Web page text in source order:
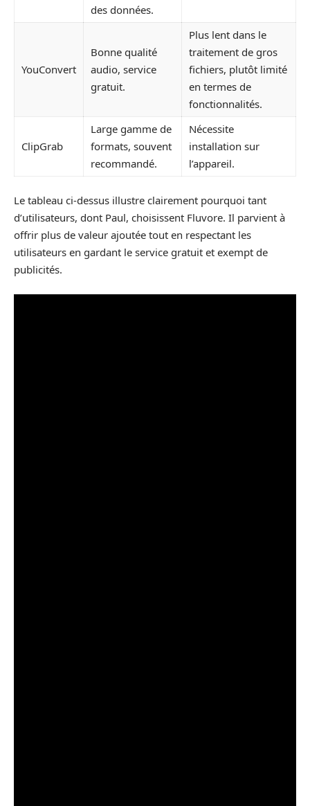
des données.
YouConvert
Bonne qualité
audio, service
gratuit.
Plus lent dans le
traitement de gros
fichiers, plutôt limité
en termes de
fonctionnalités.
ClipGrab
Large gamme de
formats, souvent
recommandé.
Nécessite
installation sur
l’appareil.
Le tableau ci-dessus illustre clairement pourquoi tant
d’utilisateurs, dont Paul, choisissent Fluvore. Il parvient à
offrir plus de valeur ajoutée tout en respectant les
utilisateurs en gardant le service gratuit et exempt de
publicités.